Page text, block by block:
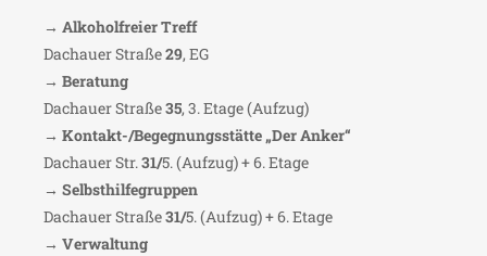
→ Alkoholfreier Treff
Dachauer Straße29, EG
→ Beratung
Dachauer Straße35, 3. Etage (Aufzug)
→ Kontakt-/Begegnungsstätte „Der Anker“
Dachauer Str.31/5. (Aufzug) + 6. Etage
→ Selbsthilfegruppen
Dachauer Straße31/5. (Aufzug) + 6. Etage
→ Verwaltung